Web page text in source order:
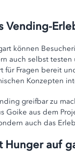
Vending-
können
auch selbst
Fragen bereit
Konzepten
greifbar zu
Goike aus dem
auch das
Hunger auf